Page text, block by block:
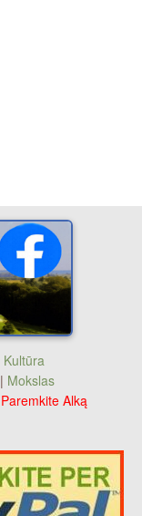
Kultūra
| Mokslas
Paremkite Alką